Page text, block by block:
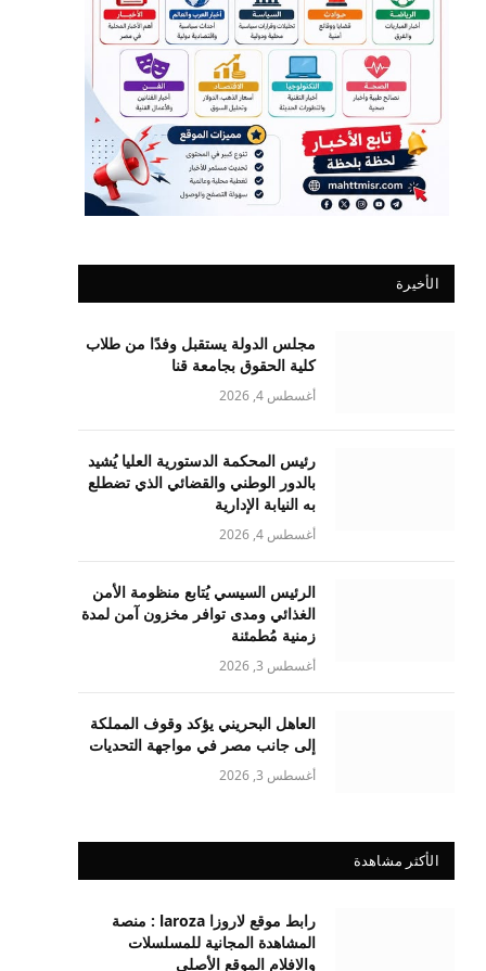
الأخيرة
مجلس الدولة يستقبل وفدًا من طلاب
كلية الحقوق بجامعة قنا
أغسطس 4, 2026
رئيس المحكمة الدستورية العليا يُشيد
بالدور الوطني والقضائي الذي تضطلع
به النيابة الإدارية
أغسطس 4, 2026
الرئيس السيسي يُتابع منظومة الأمن
الغذائي ومدى توافر مخزون آمن لمدة
زمنية مُطمئنة
أغسطس 3, 2026
العاهل البحريني يؤكد وقوف المملكة
إلى جانب مصر في مواجهة التحديات
أغسطس 3, 2026
الأكثر مشاهدة
رابط موقع لاروزا laroza : منصة
المشاهدة المجانية للمسلسلات
والافلام الموقع الأصلي